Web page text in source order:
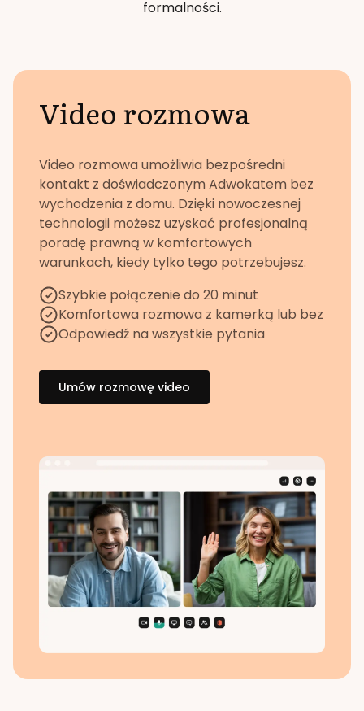
formalności.
Video rozmowa
Video rozmowa umożliwia bezpośredni
kontakt z doświadczonym Adwokatem bez
wychodzenia z domu. Dzięki nowoczesnej
technologii możesz uzyskać profesjonalną
poradę prawną w komfortowych
warunkach, kiedy tylko tego potrzebujesz.
Szybkie połączenie do 20 minut
Komfortowa rozmowa z kamerką lub bez
Odpowiedź na wszystkie pytania
Umów rozmowę video